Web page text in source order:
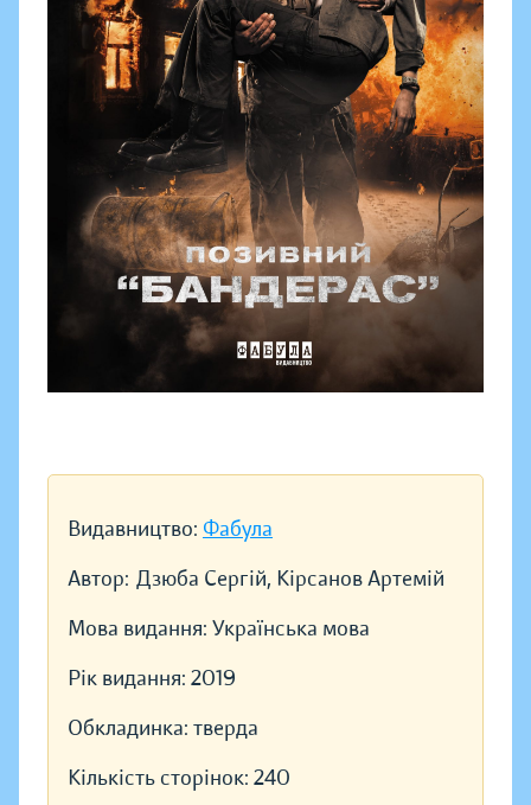
Видавництво: Фабула
Автор: Дзюба Сергій, Кірсанов Артемій
Мова видання: Українська мова
Рік видання: 2019
Обкладинка: тверда
Кількість сторінок: 240